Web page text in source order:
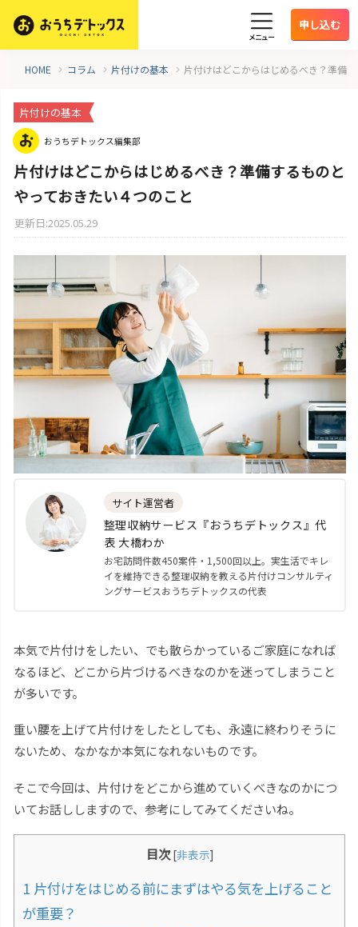
メニュー
申し込む
HOME コラム 片付けの基本 片付けはどこからはじめるべき？準備
片付けの基本
おうちデトックス編集部
片付けはどこからはじめるべき？準備するものと
やっておきたい４つのこと
更新日:2025.05.29
サイト運営者
整理収納サービス『おうちデトックス』代
表 大橋わか
お宅訪問件数450案件・1,500回以上。実生活でキレ
イを維持できる整理収納を教える片付けコンサルティ
ングサービスおうちデトックスの代表
本気で片付けをしたい、でも散らかっているご家庭になれば
なるほど、どこから片づけるべきなのかを迷ってしまうこと
が多いです。
重い腰を上げて片付けをしたとしても、永遠に終わりそうに
ないため、なかなか本気になれないものです。
そこで今回は、片付けをどこから進めていくべきなのかにつ
いてお話ししますので、参考にしてみてくださいね。
目次 [非表示]
1 片付けをはじめる前にまずはやる気を上げること
が重要？